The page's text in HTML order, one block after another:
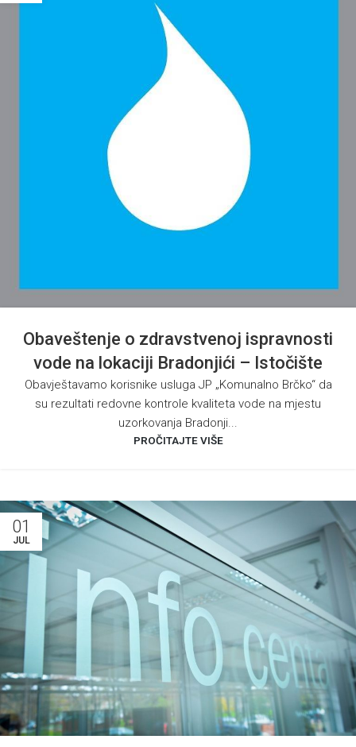
Obaveštenje o zdravstvenoj ispravnosti
vode na lokaciji Bradonjići – Istočište
Obavještavamo korisnike usluga JP „Komunalno Brčko“ da
su rezultati redovne kontrole kvaliteta vode na mjestu
uzorkovanja Bradonji...
PROČITAJTE VIŠE
01
JUL